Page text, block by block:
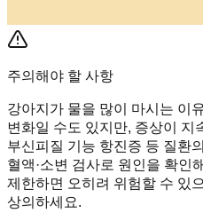
주의해야 할 사항
강아지가 물을 많이 마시는 이
변화일 수도 있지만, 증상이 지
부신피질 기능 항진증 등 질환
혈액·소변 검사로 원인을 확인
제한하면 오히려 위험할 수 있
상의하세요.